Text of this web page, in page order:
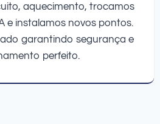
aquecimento, trocamos
e instalamos novos pontos.
garantindo segurança e
perfeito.